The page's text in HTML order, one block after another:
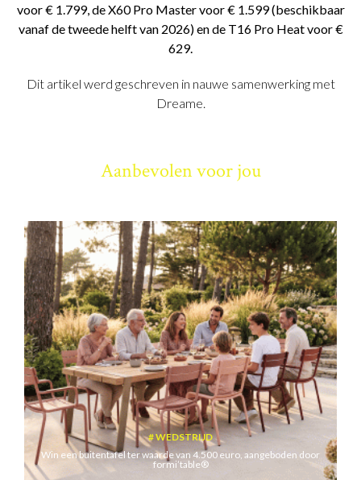
voor € 1.799, de X60 Pro Master voor € 1.599 (beschikbaar
vanaf de tweede helft van 2026) en de T16 Pro Heat voor €
629.
Dit artikel werd geschreven in nauwe samenwerking met
Dreame.
Aanbevolen voor jou
WEDSTRIJD
Win een buitentafel ter waarde van 4.500 euro, aangeboden door
formi’table®